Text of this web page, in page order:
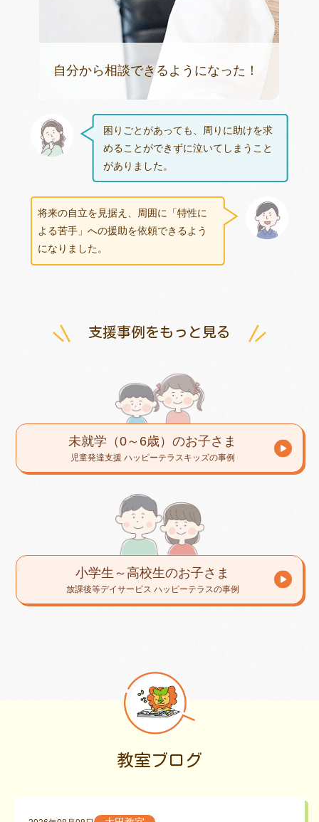
自分から相談できるようになった！
困りごとがあっても、周りに助けを求
めることができずに泣いてしまうこと
がありました。
将来の自立を見据え、周囲に「特性に
よる苦手」への援助を依頼できるよう
になりました。
支援事例をもっと見る
未就学（0～6歳）のお子さま
児童発達支援 ハッピーテラスキッズの事例
小学生～高校生のお子さま
放課後等デイサービス ハッピーテラスの事例
教室ブログ